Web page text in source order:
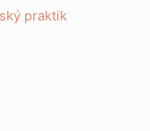
praktik